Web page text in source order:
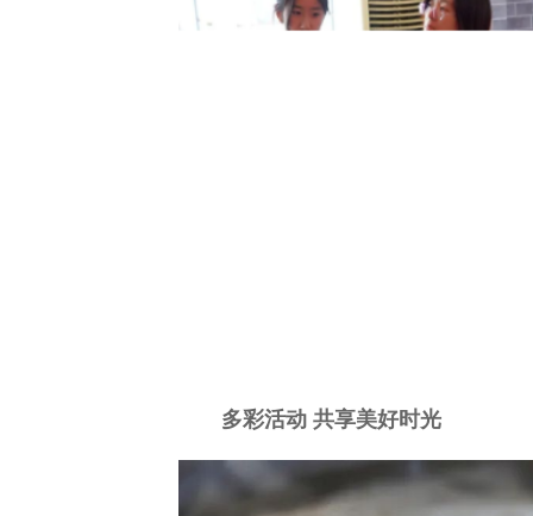
多彩活动 共享美好时光